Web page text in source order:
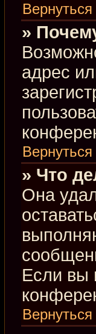
»
адрес
» Что
Она
Если вы